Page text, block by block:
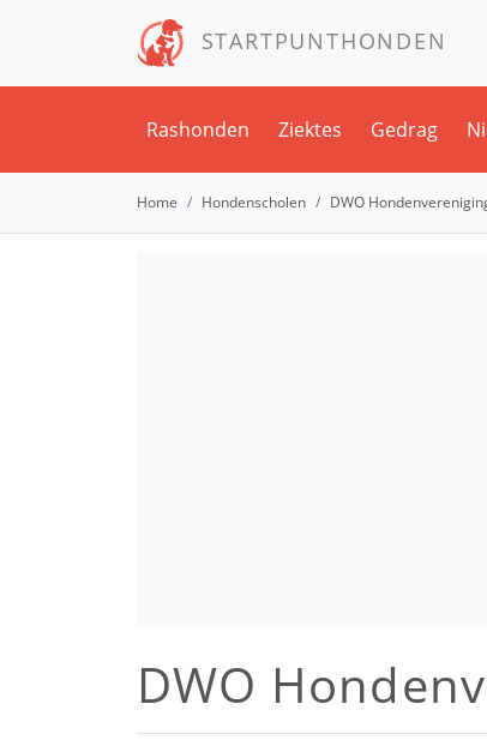
STARTPUNTHONDEN
Rashonden Ziektes Gedrag
Home Hondenscholen DWO
DWO